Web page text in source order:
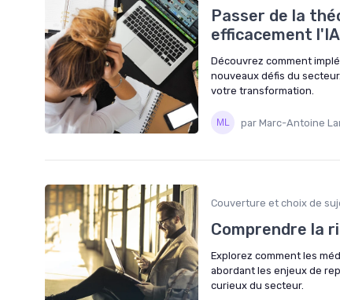
Passer de la
efficacement
Découvrez comment
nouveaux défis du
votre transformation.
par Marc-Antoine
Couverture et choix de
Comprendre la
Explorez comment les
abordant les enjeux de
curieux du secteur.